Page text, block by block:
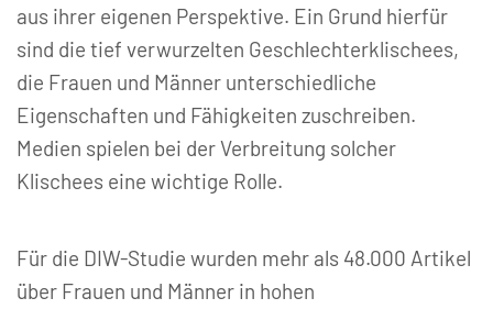
aus ihrer eigenen Perspektive. Ein Grund hierfür
sind die tief verwurzelten Geschlechterklischees,
die Frauen und Männer unterschiedliche
Eigenschaften und Fähigkeiten zuschreiben.
Medien spielen bei der Verbreitung solcher
Klischees eine wichtige Rolle.
Für die DIW-Studie wurden mehr als 48.000 Artikel
über Frauen und Männer in hohen